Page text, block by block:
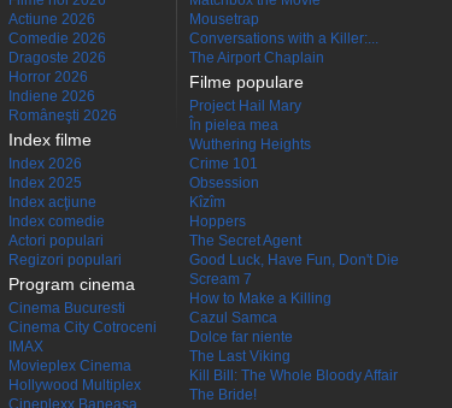
Actiune 2026
Comedie 2026
Dragoste 2026
Horror 2026
Indiene 2026
Româneşti 2026
Index filme
Index 2026
Index 2025
Index acţiune
Index comedie
Actori populari
Regizori populari
Program cinema
Cinema Bucuresti
Cinema City Cotroceni
IMAX
Movieplex Cinema
Hollywood Multiplex
Mousetrap
Conversations with a Killer:...
The Airport Chaplain
Filme populare
Project Hail Mary
În pielea mea
Wuthering Heights
Crime 101
Obsession
Kîzîm
Hoppers
The Secret Agent
Good Luck, Have Fun, Don't Die
Scream 7
How to Make a Killing
Cazul Samca
Dolce far niente
The Last Viking
Kill Bill: The Whole Bloody Affair
The Bride!